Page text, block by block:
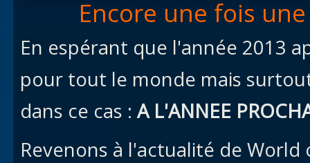
Encore une fois
En espérant que l'année 2013
pour tout le monde mais
dans ce cas : A L'ANNEE
Revenons à l'actualité de